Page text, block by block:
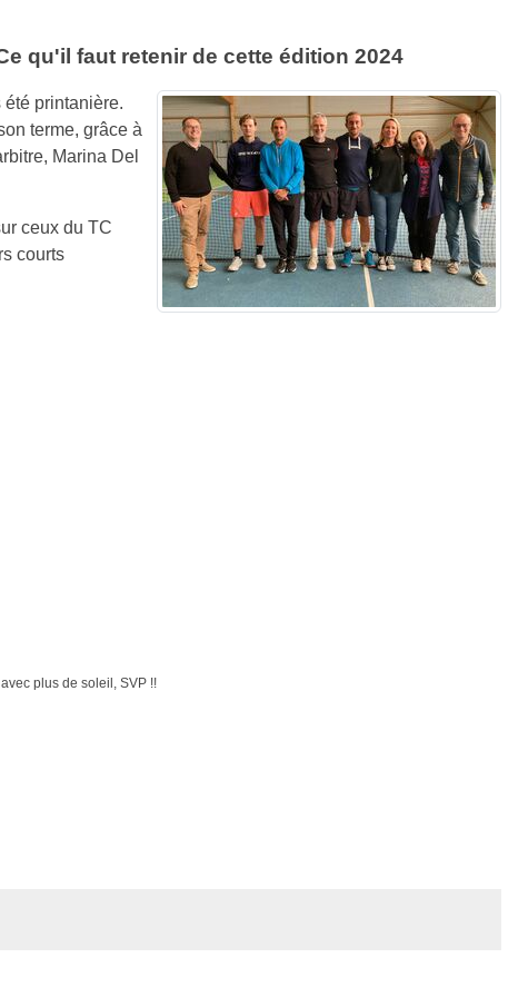
qu'il faut retenir de cette édition 2024
printanière.
terme, grâce à
Marina Del
ceux du TC
courts
plus de soleil, SVP !!